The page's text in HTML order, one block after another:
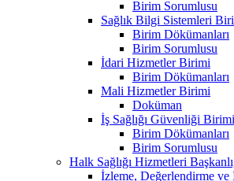
Birim Sorumlusu
Sağlık Bilgi Sistemleri
Birim Dökümanları
Birim Sorumlusu
İdari Hizmetler Birimi
Birim Dökümanları
Mali Hizmetler Birimi
Doküman
İş Sağlığı Güvenliği Birimi
Birim Dökümanları
Birim Sorumlusu
Halk Sağlığı Hizmetleri
İzleme, Değerlendirme